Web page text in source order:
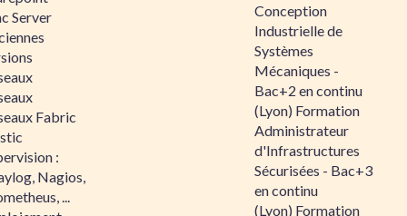
Server
Fabric
:
Nagios,
...
Conception
Industrielle de
Systèmes
Mécaniques -
Bac+2 en continu
(Lyon) Formation
Administrateur
d'Infrastructures
Sécurisées - Bac+3
en continu
(Lyon) Formation